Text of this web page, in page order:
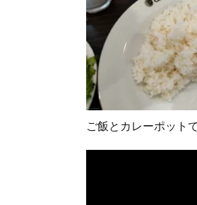
ご飯とカレーポット